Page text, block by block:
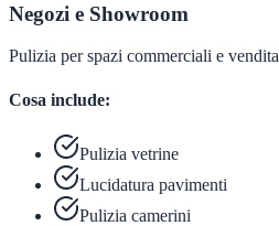
Negozi e Showroom
Pulizia per spazi commerciali e vendita
Cosa include:
Pulizia vetrine
Lucidatura pavimenti
Pulizia camerini